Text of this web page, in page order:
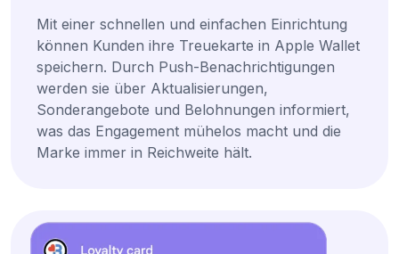
Mit einer schnellen und einfachen Einrichtung
können Kunden ihre Treuekarte in Apple Wallet
speichern. Durch Push-Benachrichtigungen
werden sie über Aktualisierungen,
Sonderangebote und Belohnungen informiert,
was das Engagement mühelos macht und die
Marke immer in Reichweite hält.